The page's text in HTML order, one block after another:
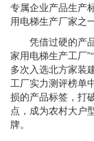
专属企业产品生产
用电梯生产厂家之一
凭借过硬的产品
家用电梯生产工厂
多次入选北方家装
工厂实力测评榜单
损的产品标签，打
点，成为农村大户
牌。